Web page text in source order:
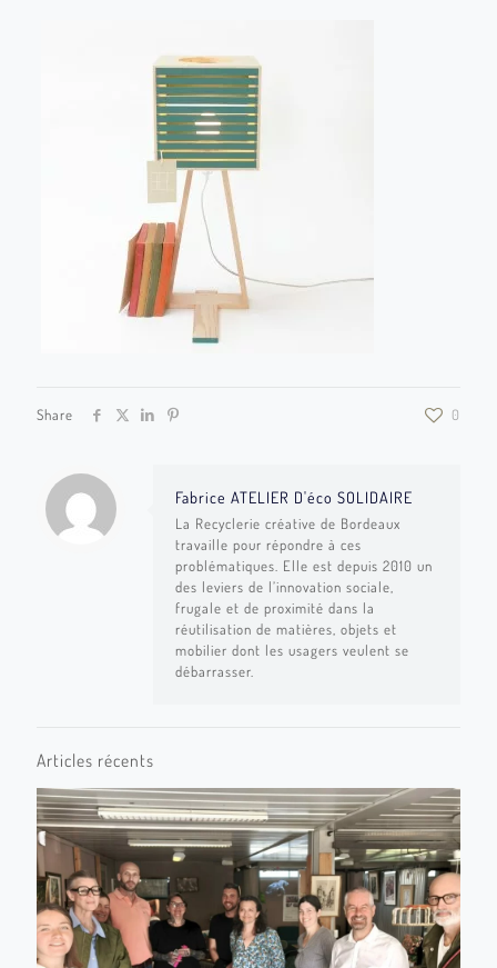
Share 0
Fabrice ATELIER D'éco SOLIDAIRE
La Recyclerie créative de Bordeaux
travaille pour répondre à ces
problématiques. Elle est depuis 2010 un
des leviers de l’innovation sociale,
frugale et de proximité dans la
réutilisation de matières, objets et
mobilier dont les usagers veulent se
débarrasser.
Articles récents